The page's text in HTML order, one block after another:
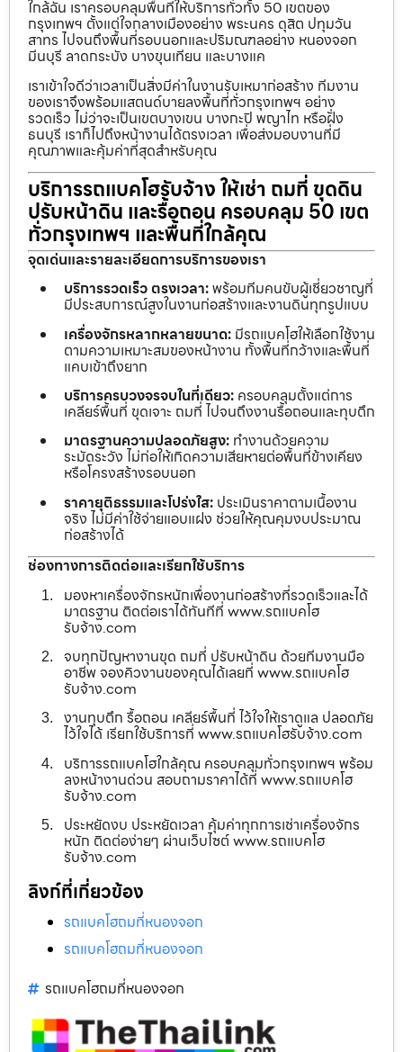
ใกล้ฉัน เราครอบคลุมพื้นที่ให้บริการทั่วทั้ง 50 เขตของ
กรุงเทพฯ ตั้งแต่ใจกลางเมืองอย่าง พระนคร ดุสิต ปทุมวัน
สาทร ไปจนถึงพื้นที่รอบนอกและปริมณฑลอย่าง หนองจอก
มีนบุรี ลาดกระบัง บางขุนเทียน และบางแค
เราเข้าใจดีว่าเวลาเป็นสิ่งมีค่าในงานรับเหมาก่อสร้าง ทีมงาน
ของเราจึงพร้อมแสตนด์บายลงพื้นที่ทั่วกรุงเทพฯ อย่าง
รวดเร็ว ไม่ว่าจะเป็นเขตบางเขน บางกะปิ พญาไท หรือฝั่ง
ธนบุรี เราก็ไปถึงหน้างานได้ตรงเวลา เพื่อส่งมอบงานที่มี
คุณภาพและคุ้มค่าที่สุดสำหรับคุณ
บริการรถแบคโฮรับจ้าง ให้เช่า ถมที่ ขุดดิน
ปรับหน้าดิน และรื้อถอน ครอบคลุม 50 เขต
ทั่วกรุงเทพฯ และพื้นที่ใกล้คุณ
จุดเด่นและรายละเอียดการบริการของเรา
บริการรวดเร็ว ตรงเวลา:พร้อมทีมคนขับผู้เชี่ยวชาญที่
มีประสบการณ์สูงในงานก่อสร้างและงานดินทุกรูปแบบ
เครื่องจักรหลากหลายขนาด: มีรถแบคโฮให้เลือกใช้งาน
ตามความเหมาะสมของหน้างาน ทั้งพื้นที่กว้างและพื้นที่
แคบเข้าถึงยาก
บริการครบวงจรจบในที่เดียว: ครอบคลุมตั้งแต่การ
เคลียร์พื้นที่ ขุดเจาะ ถมที่ ไปจนถึงงานรื้อถอนและทุบตึก
มาตรฐานความปลอดภัยสูง: ทำงานด้วยความ
ระมัดระวัง ไม่ก่อให้เกิดความเสียหายต่อพื้นที่ข้างเคียง
หรือโครงสร้างรอบนอก
ราคายุติธรรมและโปร่งใส: ประเมินราคาตามเนื้องาน
จริง ไม่มีค่าใช้จ่ายแอบแฝง ช่วยให้คุณคุมงบประมาณ
ก่อสร้างได้
ช่องทางการติดต่อและเรียกใช้บริการ
มองหาเครื่องจักรหนักเพื่องานก่อสร้างที่รวดเร็วและได้
มาตรฐาน ติดต่อเราได้ทันทีที่ www.รถแบคโฮ
รับจ้าง.com
จบทุกปัญหางานขุด ถมที่ ปรับหน้าดิน ด้วยทีมงานมือ
อาชีพ จองคิวงานของคุณได้เลยที่ www.รถแบคโฮ
รับจ้าง.com
งานทุบตึก รื้อถอน เคลียร์พื้นที่ ไว้ใจให้เราดูแล ปลอดภัย
ไว้ใจได้ เรียกใช้บริการที่ www.รถแบคโฮรับจ้าง.com
บริการรถแบคโฮใกล้คุณ ครอบคลุมทั่วกรุงเทพฯ พร้อม
ลงหน้างานด่วน สอบถามราคาได้ที่ www.รถแบคโฮ
รับจ้าง.com
ประหยัดงบ ประหยัดเวลา คุ้มค่าทุกการเช่าเครื่องจักร
หนัก ติดต่อง่ายๆ ผ่านเว็บไซต์ www.รถแบคโฮ
รับจ้าง.com
ลิงก์ที่เกี่ยวข้อง
รถแบคโฮถมที่หนองจอก
รถแบคโฮถมที่หนองจอก
รถแบคโฮถมที่หนองจอก